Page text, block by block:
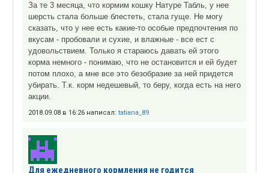
За те 3 месяца, что кормим кошку Натуре Табль, у нее
шерсть стала больше блестеть, стала гуще. Не могу
сказать, что у нее есть какие-то особые предпочтения по
вкусам - пробовали и сухие, и влажные - все ест с
удовольствием. Только я стараюсь давать ей этого
корма немного - понимаю, что не остановится и ей будет
потом плохо, а мне все это безобразие за ней придется
убирать. Т.к. корм недешевый, то беру, когда есть на него
акции.
2018.09.08 в 16:26 написал: tatiana_89
Для ежедневного кормления не годится